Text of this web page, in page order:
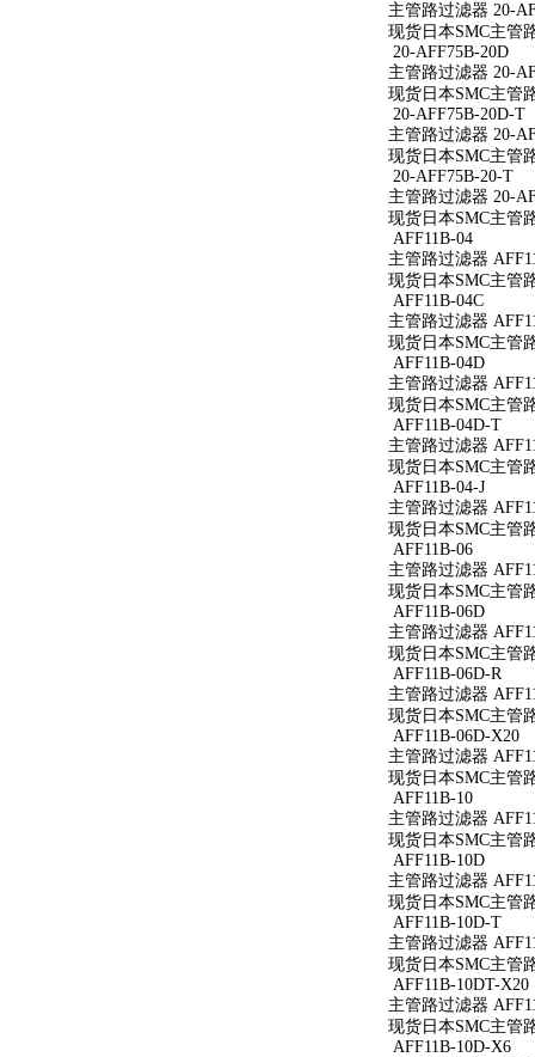
主管路过滤器 20-
现货日本SMC主管
20-AFF75B-20D
主管路过滤器 20-
现货日本SMC主管
20-AFF75B-20D-T
主管路过滤器 20-
现货日本SMC主管
20-AFF75B-20-T
主管路过滤器 20-
现货日本SMC主管
AFF11B-04
主管路过滤器
现货日本SMC主管
AFF11B-04C
主管路过滤器
现货日本SMC主管
AFF11B-04D
主管路过滤器
现货日本SMC主管
AFF11B-04D-T
主管路过滤器
现货日本SMC主管
AFF11B-04-J
主管路过滤器
现货日本SMC主管
AFF11B-06
主管路过滤器
现货日本SMC主管
AFF11B-06D
主管路过滤器
现货日本SMC主管
AFF11B-06D-R
主管路过滤器
现货日本SMC主管
AFF11B-06D-X20
主管路过滤器
现货日本SMC主管
AFF11B-10
主管路过滤器
现货日本SMC主管
AFF11B-10D
主管路过滤器
现货日本SMC主管
AFF11B-10D-T
主管路过滤器
现货日本SMC主管
AFF11B-10DT-X20
主管路过滤器
现货日本SMC主管
AFF11B-10D-X6